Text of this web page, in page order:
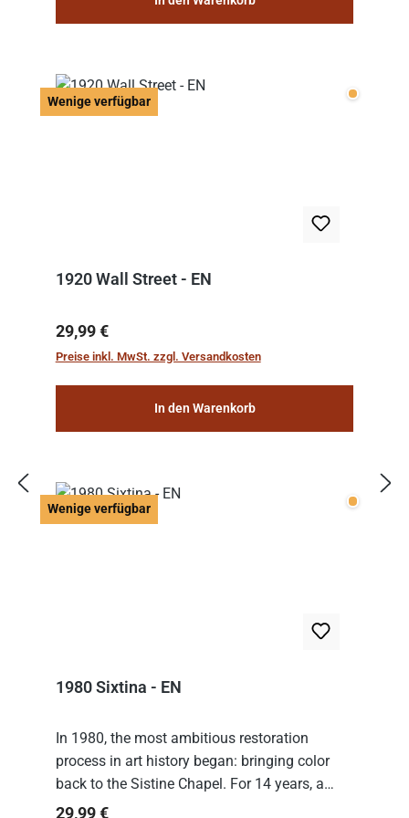
Wenige verfügbar Wenige
1920 Wall Street - EN
Regulärer Preis:
29,99 €
Preise inkl. MwSt. zzgl. Versandkosten
In den Warenkorb
Wenige verfügbar Wenige
1980 Sixtina - EN
In 1980, the most ambitious restoration
process in art history began: bringing color
back to the Sistine Chapel. For 14 years, a
team of experts from the Vatican undertook
Regulärer Preis:
29,99 €